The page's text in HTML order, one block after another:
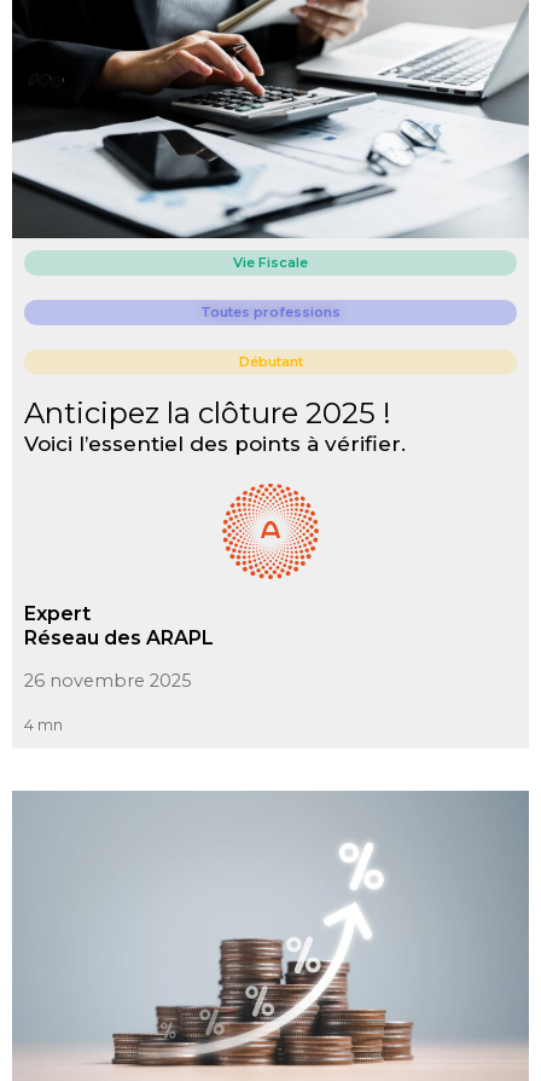
Vie Fiscale
Toutes professions
Débutant
Anticipez la clôture 2025 !
Voici l’essentiel des points à vérifier.
Expert
Réseau des ARAPL
26 novembre 2025
4 mn